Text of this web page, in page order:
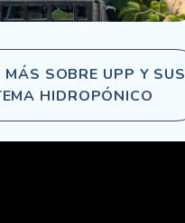
MÁS SOBRE UPP Y SUS
HIDROPÓNICO